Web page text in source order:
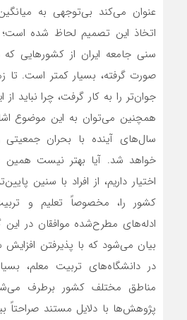
عنوان می‌کند بی‌توجهی به
اتخاذ این تصمیم لحاظ شده
سنی جامعه ایران از کشورهایی
صورت گرفته، بسیار کمتر است. تا
جوان‌تر را به کار گرفت، چرا نباید
همچنین می‌توان به این موضوع
سال‌های آینده با بحران
خواهد شد. آیا بهتر نیست همین
اختیار داریم، از افراد با سنین
کشور را، مخصوصاً تعلیم و
ادله‌های مطرح‌شده موافقان در
بیان می‌شود که با پذیرفتن
در دانشگاه‌های تربیت معلم،
مناطق مختلف کشور برطرف
پژوهش‌ها با دلایل مستند صراحتاً